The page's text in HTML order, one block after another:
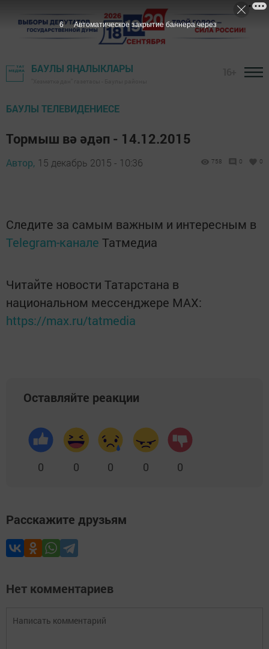
БАУЛЫ ЯҢАЛЫКЛАРЫ
БАУЛЫ ТЕЛЕВИДЕНИЕСЕ
Тормыш вә әдәп - 14.12.2015
Автор, 15 декабрь 2015 - 10:36 758 0 0
Следите за самым важным и интересным в
Telegram-канале Татмедиа
Читайте новости Татарстана в
национальном мессенджере MАХ:
https://max.ru/tatmedia
Оставляйте реакции
0 0 0 0 0
Расскажите друзьям
Нет комментариев
6 Автоматическое закрытие баннера через